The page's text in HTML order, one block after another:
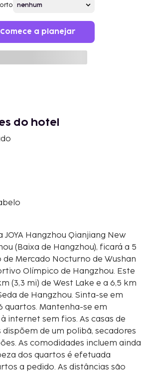
Comece a planejar
do hotel
JOYA Hangzhou Qianjiang New
(Baixa de Hangzhou), ficará a 5
Mercado Nocturno de Wushan
Olímpico de Hangzhou. Este
(3,3 mi) de West Lake e a 6,5 km
de Hangzhou. Sinta-se em
quartos. Mantenha-se em
internet sem fios. As casas de
de um polibã, secadores
As comodidades incluem ainda
dos quartos é efetuada
a pedido. As distâncias são